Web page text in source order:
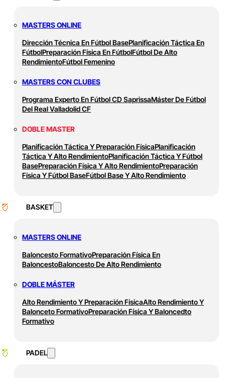
MASTERS ONLINE
Dirección Técnica En Fútbol BasePlanificación Táctica En
FútbolPreparación Física En FútbolFútbol De Alto
RendimientoFútbol Femenino
MASTERS CON CLUBES
Programa Experto En Fútbol CD SaprissaMáster De Fútbol
Del Real Valladolid CF
DOBLE MASTER
Planificación Táctica Y Preparación FísicaPlanificación
Táctica Y Alto RendimientoPlanificación Táctica Y Fútbol
BasePreparación Física Y Alto RendimientoPreparación
Física Y Fútbol BaseFútbol Base Y Alto Rendimiento
BASKET
MASTERS ONLINE
Baloncesto FormativoPreparación Física En
BaloncestoBaloncesto De Alto Rendimiento
DOBLE MÁSTER
Alto Rendimiento Y Preparación FísicaAlto Rendimiento Y
Balonceto FormativoPreparación Física Y Baloncedto
Formativo
PADEL